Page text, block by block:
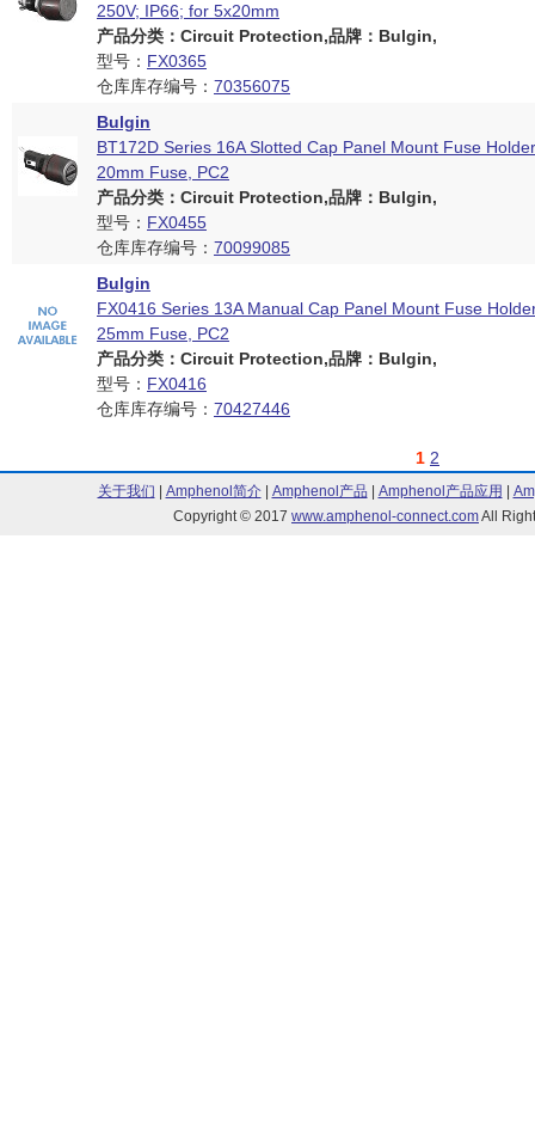
250V; IP66; for 5x20mm
产品分类：Circuit Protection,品牌：Bulgin,
型号： FX0365
仓库库存编号： 70356075
Bulgin
BT172D Series 16A Slotted Cap Panel Mount Fuse
20mm Fuse, PC2
产品分类：Circuit Protection,品牌：Bulgin,
型号： FX0455
仓库库存编号： 70099085
Bulgin
FX0416 Series 13A Manual Cap Panel Mount Fuse
25mm Fuse, PC2
产品分类：Circuit Protection,品牌：Bulgin,
型号： FX0416
仓库库存编号： 70427446
1 2
关于我们 Amphenol简介| Amphenol产品 Amphenol产品应用
Copyright © 2017 www.amphenol-connect.comAll